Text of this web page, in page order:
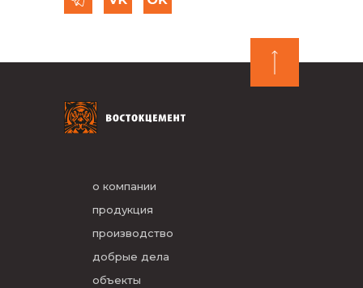
о компании
продукция
производство
добрые дела
объекты